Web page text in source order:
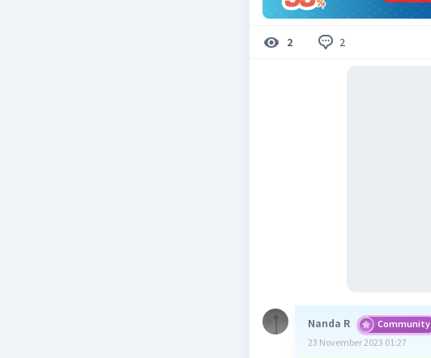
2 2
Nanda R Community
23 November 2023 01:27